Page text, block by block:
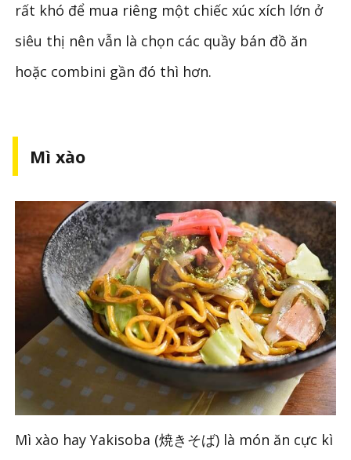
rất khó để mua riêng một chiếc xúc xích lớn ở
siêu thị nên vẫn là chọn các quầy bán đồ ăn
hoặc combini gần đó thì hơn.
Mì xào
Mì xào hay Yakisoba (焼きそば) là món ăn cực kì